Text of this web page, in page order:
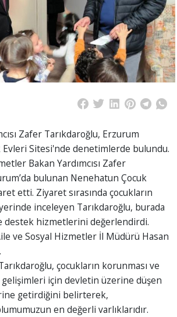
Zafer Tarıkdaroğlu, Erzurum
Evleri Sitesi'nde denetimlerde bulundu.
Bakan Yardımcısı Zafer
bulunan Nenehatun Çocuk
etti. Ziyaret sırasında çocukların
inceleyen Tarıkdaroğlu, burada
destek hizmetlerini değerlendirdi.
ve Sosyal Hizmetler İl Müdürü Hasan
çocukların korunması ve
gelişimleri için devletin üzerine düşen
getirdiğini belirterek,
en değerli varlıklarıdır.